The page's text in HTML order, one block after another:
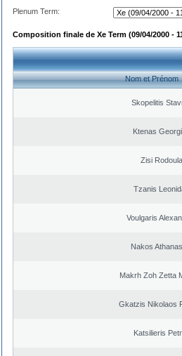
Plenum Term:
Composition finale de Xe Term (09/04/2000 -
Nom et Prénom
Skopelitis
Ktenas
Zisi Rodoula
Tzanis
Voulgaris
Nakos
Makrh Zoh Zetta
Gkatzis Nikolaos
Katsilieris